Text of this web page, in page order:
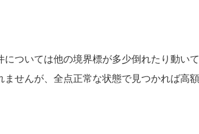
については他の境界標が多少倒れたり動い
ませんが、全点正常な状態で見つかれば高